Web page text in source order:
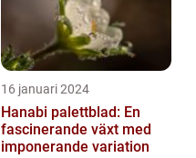
16 januari 2024
Hanabi palettblad: En
fascinerande växt med
imponerande variation